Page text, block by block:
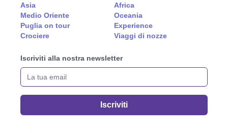
Asia
Africa
Medio Oriente
Oceania
Puglia on tour
Experience
Crociere
Viaggi di nozze
Iscriviti alla nostra newsletter
La tua email
Iscriviti